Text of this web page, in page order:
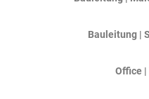
Bauleitung |
Office